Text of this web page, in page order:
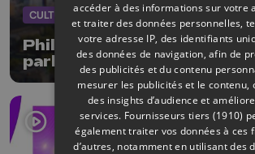
CULTURE
Philippe Saive sur la scène
parler... sexe !
accéder à des informations sur votre
et traiter des données personnelles,
votre adresse IP, des identifiants
des données de navigation, afin de
des publicités et du contenu
mesurer les publicités et le contenu,
des insights d’audience et
services. Fournisseurs tiers (1910)
également traiter vos données à ces
d’autres, notamment en utilisant des